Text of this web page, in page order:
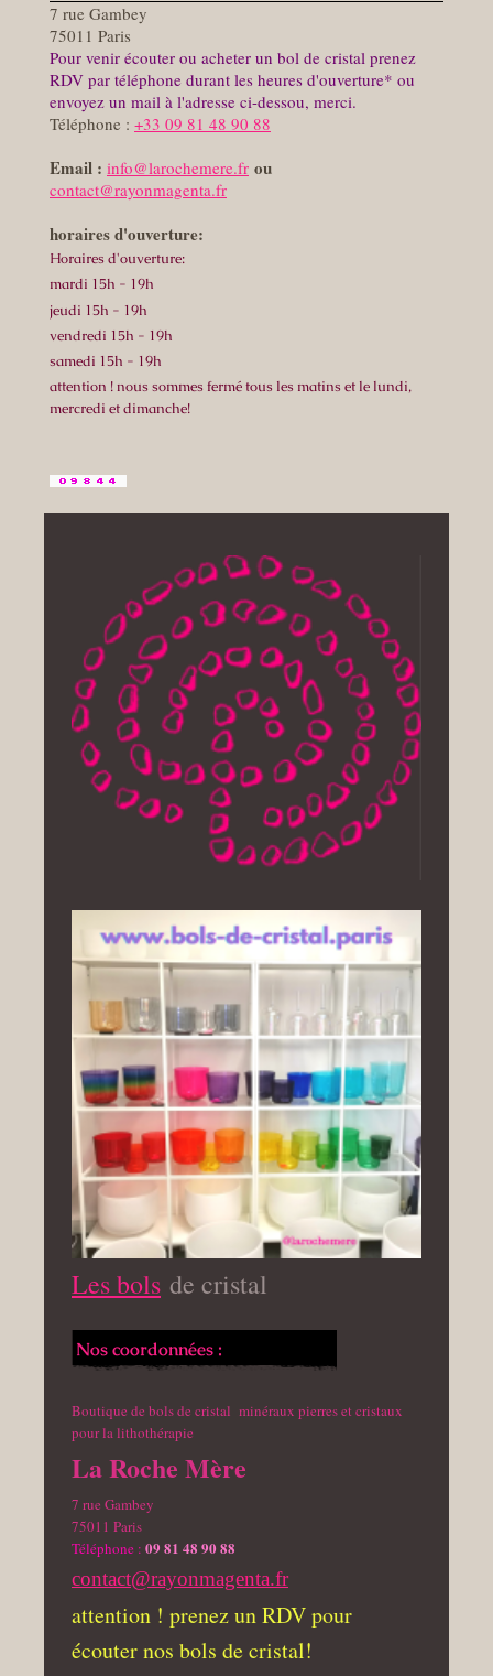
7 rue Gambey
75011 Paris
Pour venir écouter ou acheter un bol de cristal prenez
RDV par téléphone durant les heures d'ouverture* ou
envoyez un mail à l'adresse ci-dessou, merci.
Téléphone : +33 09 81 48 90 88
Email : info@larochemere.fr ou
contact@rayonmagenta.fr
horaires d'ouverture:
Horaires d'ouverture:
mardi 15h - 19h
jeudi 15h - 19h
vendredi 15h - 19h
samedi 15h - 19h
attention ! nous sommes fermé tous les matins et le lundi,
mercredi et dimanche!
Les bols de cristal
Nos coordonnées :
Boutique de bols de cristal minéraux pierres et cristaux
pour la lithothérapie
La Roche Mère
7 rue Gambey
75011 Paris
Téléphone : 09 81 48 90 88
contact@rayonmagenta.fr
attention ! prenez un RDV pour
écouter nos bols de cristal!